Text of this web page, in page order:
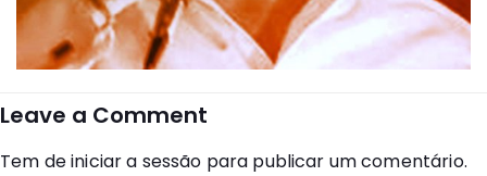
Leave a Comment
Tem deiniciar a sessão para publicar um comentário.